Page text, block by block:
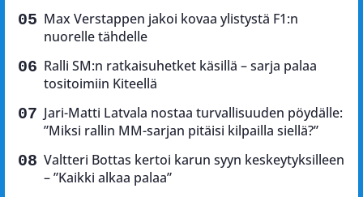
Max Verstappen jakoi kovaa ylistystä F1:n
nuorelle tähdelle
Ralli SM:n ratkaisuhetket käsillä – sarja palaa
tositoimiin Kiteellä
Jari-Matti Latvala nostaa turvallisuuden pöydälle:
”Miksi rallin MM-sarjan pitäisi kilpailla siellä?”
Valtteri Bottas kertoi karun syyn keskeytyksilleen
– ”Kaikki alkaa palaa”